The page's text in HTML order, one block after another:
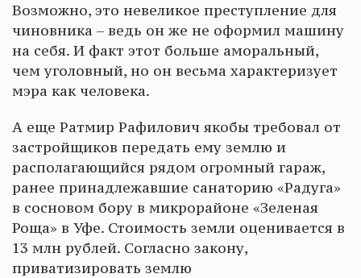
Возможно, это невеликое преступление для
чиновника – ведь он же не оформил машину
на себя. И факт этот больше аморальный,
чем уголовный, но он весьма характеризует
мэра как человека.
А еще Ратмир Рафилович якобы требовал от
застройщиков передать ему землю и
располагающийся рядом огромный гараж,
ранее принадлежавшие санаторию «Радуга»
в сосновом бору в микрорайоне «Зеленая
Роща» в Уфе. Стоимость земли оценивается в
13 млн рублей. Согласно закону,
приватизировать землю